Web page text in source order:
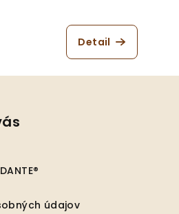
Detail
údajov